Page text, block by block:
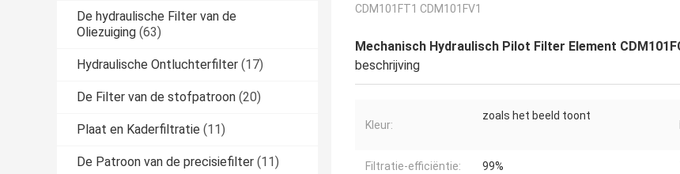
De hydraulische Filter van de
Oliezuiging (63)
Hydraulische Ontluchterfilter (17)
De Filter van de stofpatroon (20)
Plaat en Kaderfiltratie (11)
De Patroon van de precisiefilter (11)
CDM101FT1 CDM101FV1
Mechanisch Hydraulisch Pilot Filter Element
beschrijving
Kleur:
zoals het beeld toont
Filtratie-efficiëntie: 99%